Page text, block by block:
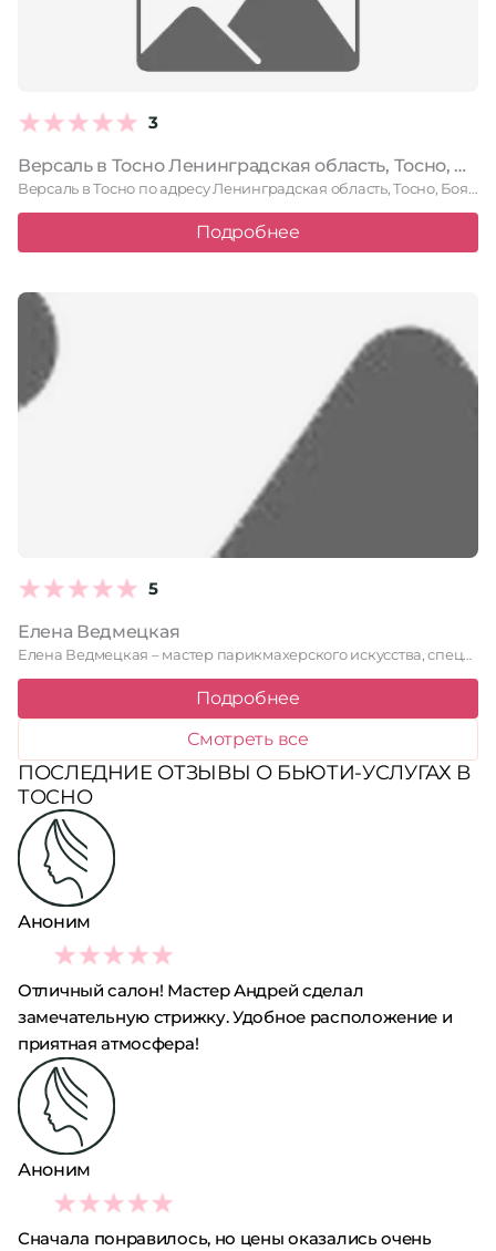
3
Версаль в Тосно Ленинградская область, Тосно, Боярова, 23, цокольный этаж
Версаль в Тосно по адресу Ленинградская область, Тосно, Боярова, 23, …
Подробнее
5
Елена Ведмецкая
Елена Ведмецкая – мастер парикмахерского искусства, специализирующаяся на восстановлении и …
Подробнее
Смотреть все
ПОСЛЕДНИЕ ОТЗЫВЫ О БЬЮТИ-УСЛУГАХ В
ТОСНО
Аноним
4
Отличный салон! Мастер Андрей сделал
замечательную стрижку. Удобное расположение и
приятная атмосфера!
Аноним
3
Сначала понравилось, но цены оказались очень